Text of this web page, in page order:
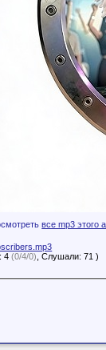
сообщения | Посмотретьвсе mp3 этого
4(0/4/0) , Слушали: 71 )